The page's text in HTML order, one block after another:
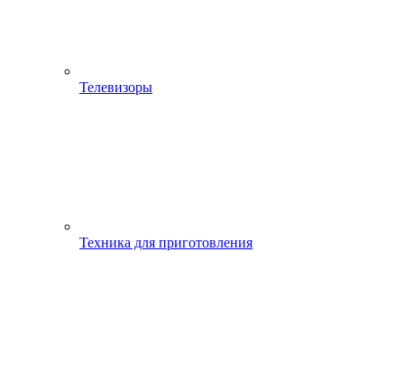
Телевизоры
Техника для приготовления